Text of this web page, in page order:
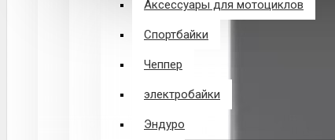
Аксессуары для мотоциклов
Спортбайки
Чеппер
электробайки
Эндуро